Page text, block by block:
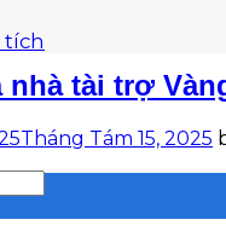
tích
nhà tài trợ
Tháng Tám 15, 2025